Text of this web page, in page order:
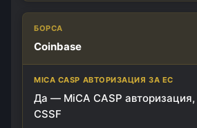
Coinbase
Да — MiCA CASP
CSSF